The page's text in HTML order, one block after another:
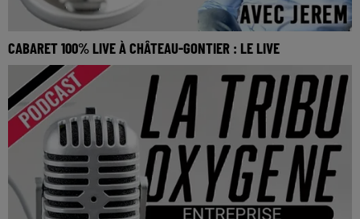
CABARET 100% LIVE À CHÂTEAU-GONTIER : LE LIVE
Cabaret 100% live à Château-Gontier : Le Live